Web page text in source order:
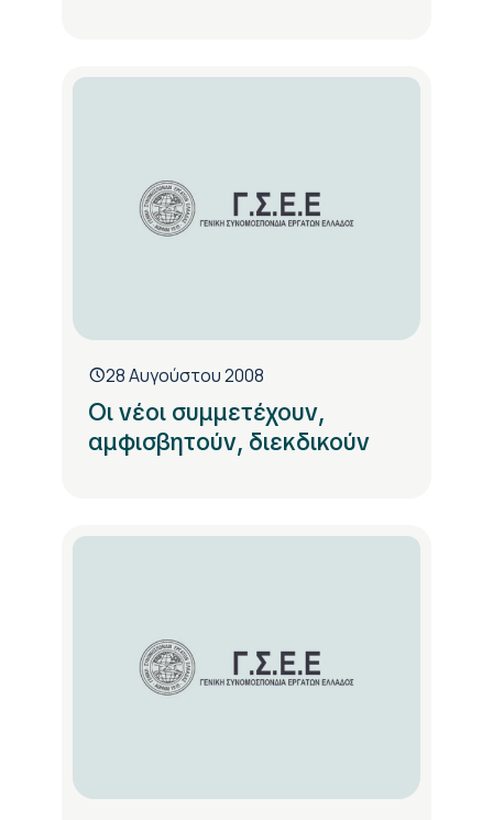
28 Αυγούστου 2008
Οι νέοι συμμετέχουν,
αμφισβητούν, διεκδικούν